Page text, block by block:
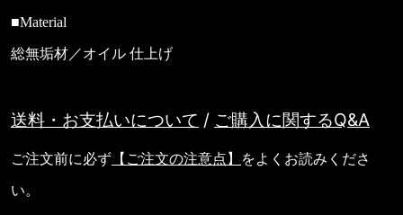
■Material
総無垢材／オイル 仕上げ
送料・お支払いについて / ご購入に関するQ&A
ご注文前に必ず 【ご注文の注意点】 をよくお読みくださ
い。